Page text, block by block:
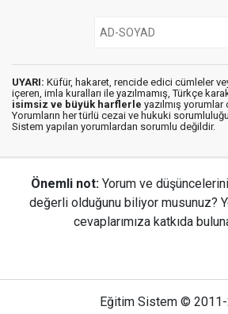
UYARI: Küfür, hakaret, rencide edici cümleler
içeren, imla kuralları ile yazılmamış, Türkçe
isimsiz ve büyük harflerle yazılmış
Yorumların her türlü cezai ve hukuki
Sistem yapılan yorumlardan sorumlu değildir.
Önemli not: Yorum ve
değerli olduğunu biliyor musunuz?
cevaplarımıza katkıda
Eğitim Sistem ©